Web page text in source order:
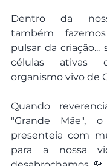
Dentro da
também
pulsar da
células ativas
organismo vivo de
Quando
"Grande Mãe",
presenteia com
para a nossa